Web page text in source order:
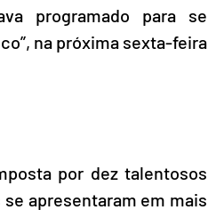
programado para se
na próxima sexta-feira
por dez talentosos
apresentaram em mais